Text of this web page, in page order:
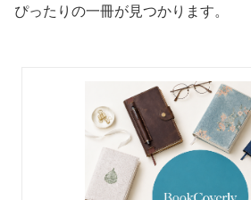
ぴったりの一冊が見つかります。